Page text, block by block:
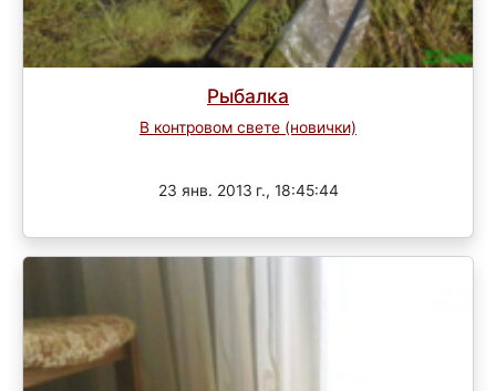
Рыбалка
В контровом свете (новички)
23 янв. 2013 г., 18:45:44